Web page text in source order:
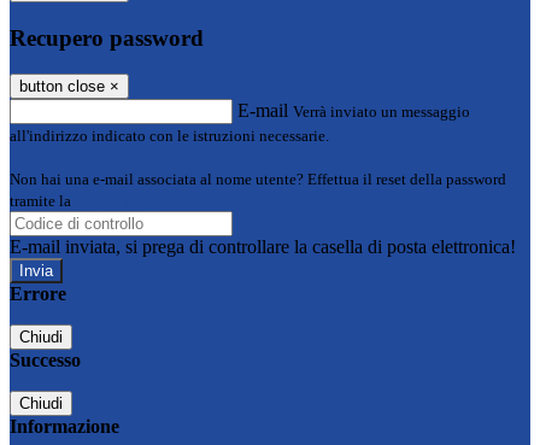
Recupero password
button close ×
E-mail Verrà inviato un messaggio
all'indirizzo indicato con le istruzioni necessarie.
Non hai una e-mail associata al nome utente? Effettua il reset della password
tramite la
E-mail inviata, si prega di controllare la casella di posta elettronica!
Errore
Chiudi
Successo
Chiudi
Informazione